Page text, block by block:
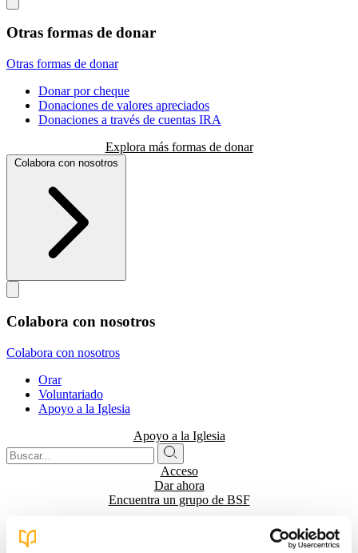
Otras formas de donar
Otras formas de donar
Donar por cheque
Donaciones de valores apreciados
Donaciones a través de cuentas IRA
Explora más formas de donar
Colabora con nosotros
Colabora con nosotros
Colabora con nosotros
Orar
Voluntariado
Apoyo a la Iglesia
Apoyo a la Iglesia
Acceso
Dar ahora
Encuentra un grupo de BSF
Buscar